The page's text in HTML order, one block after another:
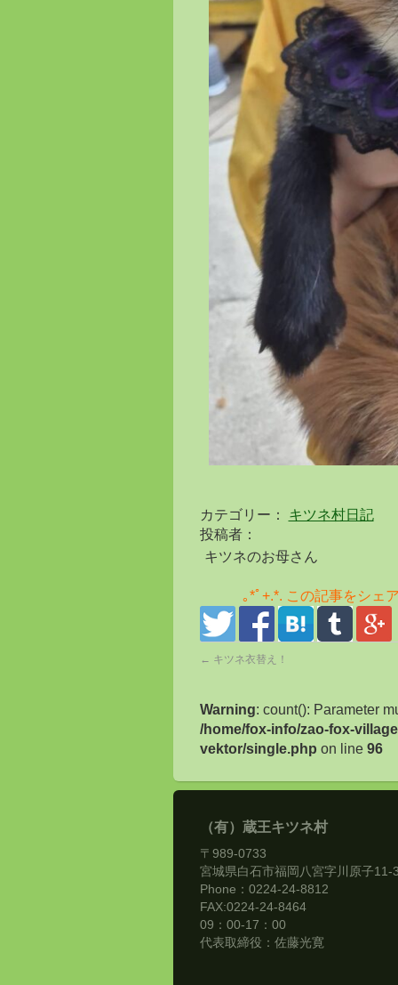
カテゴリー： キツネ村日記
投稿者：
キツネのお母さん
｡*ﾟ+.*. この記事をシェア
← キツネ衣替え！
Warning: count(): Parameter
/home/fox-info/zao-fox-
vektor/single.php on line 96
（有）蔵王キツネ村
〒989-0733
宮城県白石市福岡八宮字川原子11-
Phone：0224-24-8812
FAX:0224-24-8464
09：00-17：00
代表取締役：佐藤光寛